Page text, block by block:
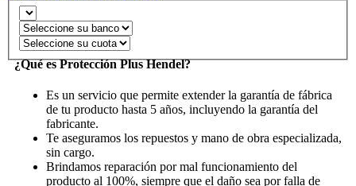
¿Qué es Protección Plus Hendel?
Es un servicio que permite extender la garantía de fábrica
de tu producto hasta 5 años, incluyendo la garantía del
fabricante.
Te aseguramos los repuestos y mano de obra especializada,
sin cargo.
Brindamos reparación por mal funcionamiento del
producto al 100%, siempre que el daño sea por falla de